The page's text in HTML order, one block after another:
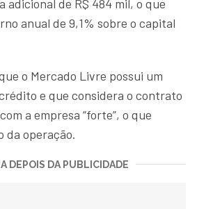
adicional de R$ 484 mil, o que
anual de 9,1% sobre o capital
o Mercado Livre possui um
e que considera o contrato
a empresa “forte”, o que
da operação.
DEPOIS DA PUBLICIDADE